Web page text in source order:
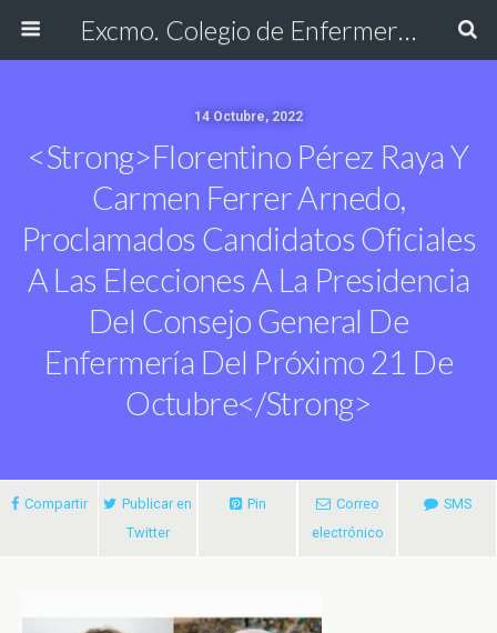
Excmo. Colegio de Enfermería de Cádiz
14 Octubre, 2022
<strong>Florentino Pérez Raya Y
Carmen Ferrer Arnedo,
Proclamados Candidatos Oficiales
A Las Elecciones A La Presidencia
Del Consejo General De
Enfermería Del Próximo 21 De
Octubre</strong>
Compartir
Publicar en
Twitter
Pin
Correo
electrónico
SMS